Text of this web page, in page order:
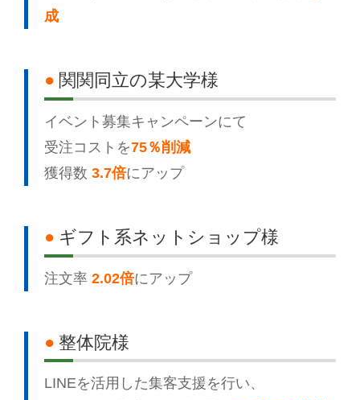
成
● 関関同立の某大学様
イベント募集キャンペーンにて
受注コストを75％削減
獲得数 3.7倍にアップ
● ギフト系ネットショップ様
注文率 2.02倍にアップ
● 整体院様
LINEを活用した集客支援を行い、